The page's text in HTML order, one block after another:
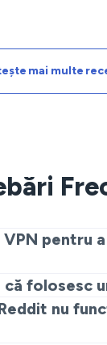
mai multe
pentru
pentru a
te că
folosesc
că
sau
nu